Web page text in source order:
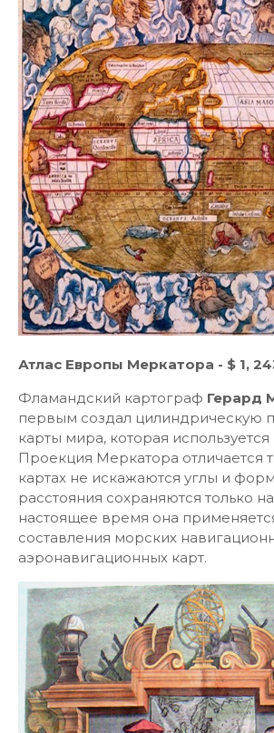
Атлас Европы Меркатора - $ 1,
Фламандский картограф Герард
первым создал цилиндрическую
карты мира, которая
Проекция Меркатора отличается
картах не искажаются углы и
расстояния сохраняются только
настоящее время она
составления морских
аэронавигационных карт.